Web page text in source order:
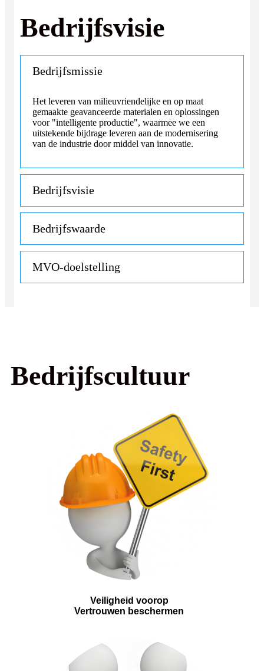
Bedrijfsvisie
Bedrijfsmissie
Het leveren van milieuvriendelijke en op maat
gemaakte geavanceerde materialen en oplossingen
voor "intelligente productie", waarmee we een
uitstekende bijdrage leveren aan de modernisering
van de industrie door middel van innovatie.
Bedrijfsvisie
Bedrijfswaarde
MVO-doelstelling
Bedrijfscultuur
Veiligheid voorop
Vertrouwen beschermen